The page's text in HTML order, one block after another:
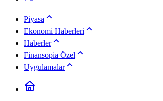
Piyasa
Ekonomi Haberleri
Haberler
Finansopia Özel
Uygulamalar